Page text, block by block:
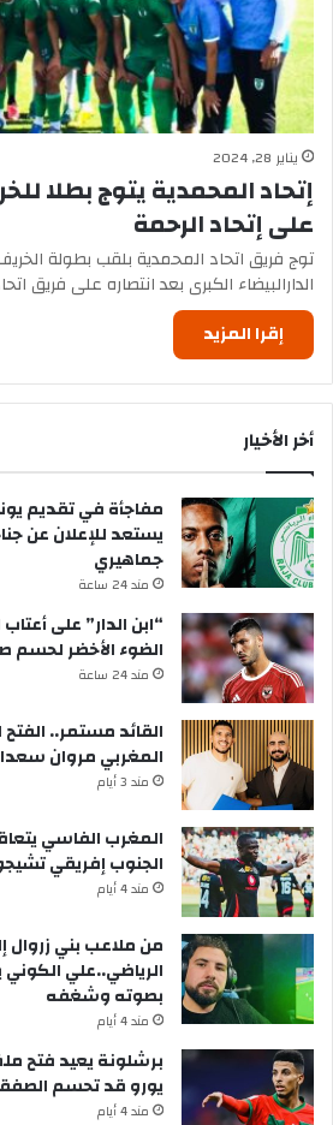
يناير 28, 2024
إتحاد المحمدية يتوج بطلا
على إتحاد الرحمة
توج فريق اتحاد المحمدية بلقب بطولة
الدارالبيضاء الكبرى بعد انتصاره على فريق
إقرا المزيد
أخر الأخيار
مفاجأة في تقديم
يستعد للإعلان عن
جماهيري
مند 24 ساعة
“ابن الدار” على
الضوء الأخضر
مند 24 ساعة
القائد مستمر..
المغربي مروان سعدان
مند 3 أيام
المغرب الفاسي
الجنوب إفريقي
مند 4 أيام
من ملاعب بني زروال
الرياضي..علي
بصوته وشغفه
مند 4 أيام
يورو قد تحسم
مند 4 أيام